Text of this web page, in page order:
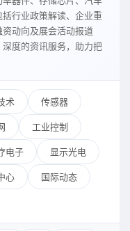
行业政策解读、企业重
动向及展会活动报道
度的资讯服务，助力把
术 传感器
工业控制
电子 显示光电
心 国际动态